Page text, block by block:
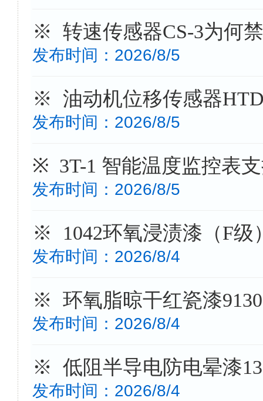
※ 转速传感器CS-3为何
发布时间：2026/8/5
※ 油动机位移传感器
发布时间：2026/8/5
※ 3T-1 智能温度监控表
发布时间：2026/8/5
※ 1042环氧浸渍漆（F级
发布时间：2026/8/4
※ 环氧脂晾干红瓷漆
发布时间：2026/8/4
※ 低阻半导电防电晕漆
发布时间：2026/8/4